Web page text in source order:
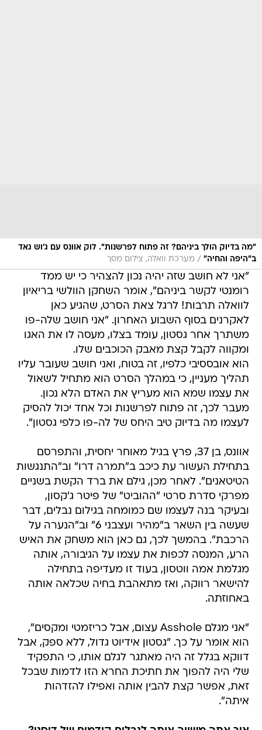
"מה בדיוק הולך ביניהם? זה פתוח לפרשנות". לוק אוונס עם ג'וש גאד
ב"היפה והחיה" / מערכת וואלה, צילום מסך
"אני לא חושב שזה יהיה נכון להצהיר כי יש ממד
רומנטי לקשר ביניהם", אומר השחקן הוולשי בריאיון
לוואלה תרבות! לרגל צאת הסרט, שהגיע כאן
לאקרנים בסוף השבוע האחרון. "אני חושב שלה-פו
משתרך אחר גסטון, עומד בצלו, מעסה לו את האגו
ומקווה לקבל קצת מאבק הכוכבים שלו.
הוא אובססיבי כלפיו, זה בטוח, ואני חושב שעובר עליו
תהליך מעניין, כי במהלך הסרט הוא מתחיל לשאול
את עצמו שמא הוא מעריץ את האדם הלא נכון.
מעבר לכך, זה פתוח לפרשנות וכל אחד יכול להסיק
לעצמו מה בדיוק טיב היחס של לה-פו כלפי גסטון".
אוונס, בן 37, פרץ בגיל מאוחר יחסית, והתפרסם
בתחילת העשור עת כיכב ב"תמרה דרו" וב"התנגשות
הטיטאנים". לאחר מכן, גילם את ברד הקשת בשניים
מפרקי סדרת סרטי "ההוביט" של פיטר ג'קסון,
ובעיקר בנה לעצמו שם כמומחה בגילום נבלים, דבר
שעשה בין השאר ב"מהיר ועצבני 6" וב"הנערה על
הרכבת". בהמשך לכך, גם כאן הוא משחק את האיש
הרע, המנסה לכפות את עצמו על הגיבורה, אותה
מגלמת אמה ווטסון, בעוד זו מעדיפה בתחילה
להישאר רווקה, ואז מתאהבת בחיה שכלאה אותה
באחוזתה.
"אני מגלם Asshole עצום, אבל כריזמטי ומקסים",
הוא אומר על כך. "גסטון אידיוט גדול, ללא ספק, אבל
דווקא בגלל זה היה מאתגר לגלם אותו, כי התפקיד
שלי היה להפוך את חתיכת החרא הזו לדמות שבכל
זאת, אפשר קצת להבין אותה ואפילו להזדהות
איתה".